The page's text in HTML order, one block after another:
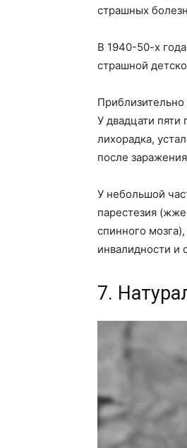
страшных
В 1940-50-х
страшной
У двадцати
лихорадка,
после
У небольшой
парестезия
спинного
инвалидности
7.